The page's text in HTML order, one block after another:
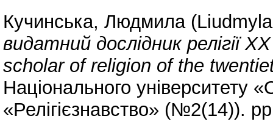
Кучинська, Людмила
видатний дослідник релігії
scholar of religion of the
Національного університету
«Релігієзнавство» (№2(14)).